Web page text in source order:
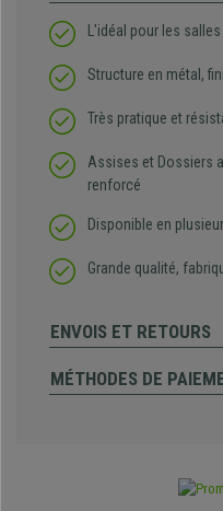
L'idéal pour les
Structure en métal,
Très pratique et
Assises et Dossiers
renforcé
Disponible en
Grande qualité,
ENVOIS ET RETOURS
MÉTHODES DE